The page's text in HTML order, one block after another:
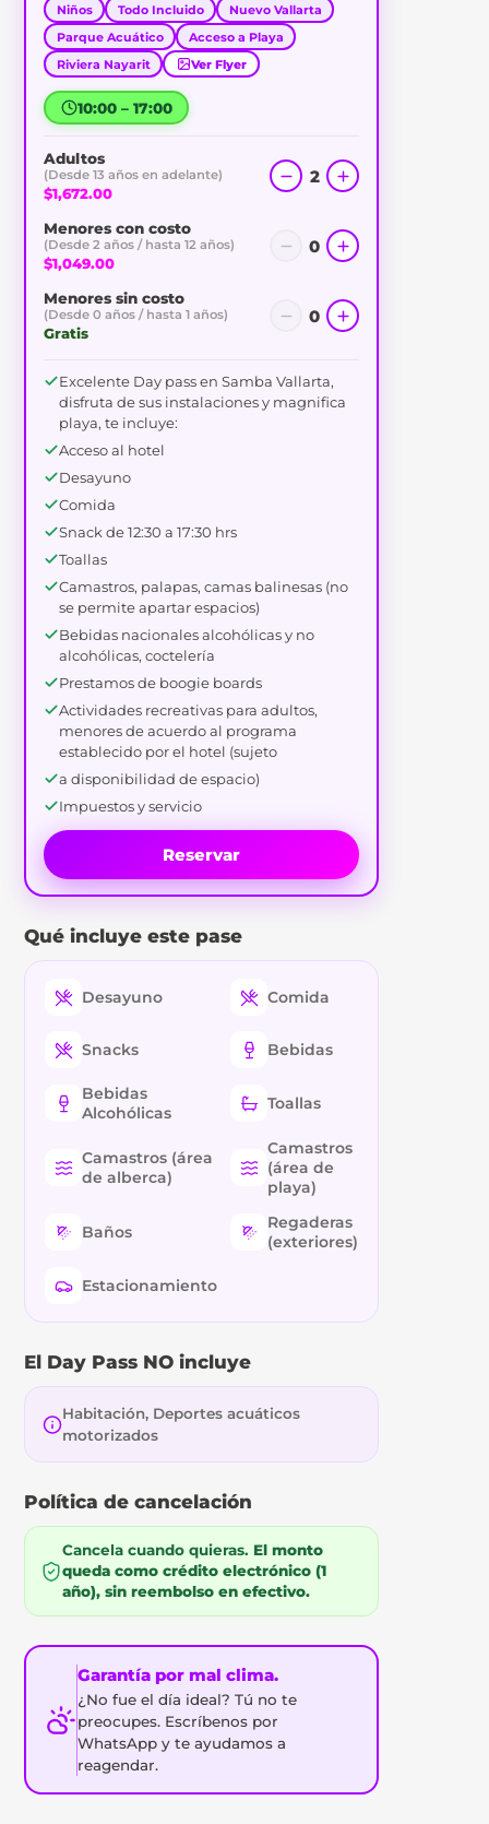
Niños
Todo Incluido
Nuevo Vallarta
Parque Acuático
Acceso a Playa
Riviera Nayarit
Ver Flyer
10:00 – 17:00
Adultos
(Desde 13 años en adelante)
$1,672.00
2
Menores con costo
(Desde 2 años / hasta 12 años)
$1,049.00
0
Menores sin costo
(Desde 0 años / hasta 1 años)
Gratis
0
Excelente Day pass en Samba Vallarta,
disfruta de sus instalaciones y magnifica
playa, te incluye:
Acceso al hotel
Desayuno
Comida
Snack de 12:30 a 17:30 hrs
Toallas
Camastros, palapas, camas balinesas (no
se permite apartar espacios)
Bebidas nacionales alcohólicas y no
alcohólicas, coctelería
Prestamos de boogie boards
Actividades recreativas para adultos,
menores de acuerdo al programa
establecido por el hotel (sujeto
a disponibilidad de espacio)
Impuestos y servicio
Reservar
Qué incluye este pase
Desayuno Comida
Snacks Bebidas
Bebidas
Alcohólicas
Toallas
Camastros (área
de alberca)
Camastros
(área de
playa)
Baños
Regaderas
(exteriores)
Estacionamiento
El Day Pass NO incluye
Habitación, Deportes acuáticos
motorizados
Política de cancelación
Cancela cuando quieras. El monto
queda como crédito electrónico (1
año), sin reembolso en efectivo.
Garantía por mal clima.
¿No fue el día ideal? Tú no te
preocupes. Escríbenos por
WhatsApp y te ayudamos a
reagendar.